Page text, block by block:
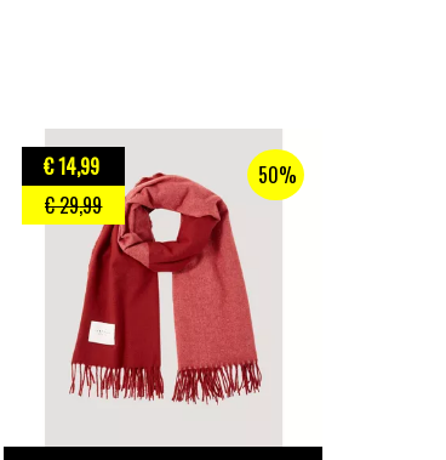
€ 14,99
€ 29,99
50%